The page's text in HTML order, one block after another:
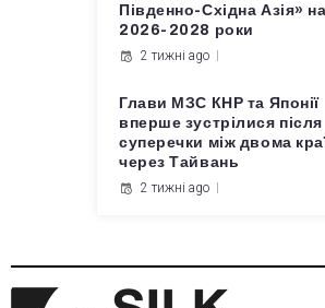
Південно-Східна Азія» на
2026-2028 роки
2 тижні ago
Глави МЗС КНР та Японії
вперше зустрілися після
суперечки між двома
через Тайвань
2 тижні ago